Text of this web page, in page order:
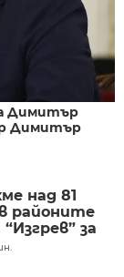
Димитър
Димитър
над 81
районите
за